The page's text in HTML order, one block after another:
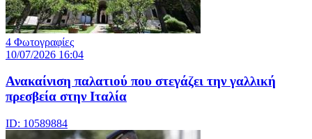
4 Φωτογραφίες
10/07/2026 16:04
Ανακαίνιση παλατιού που στεγάζει την γαλλική
πρεσβεία στην Ιταλία
ID: 10589884